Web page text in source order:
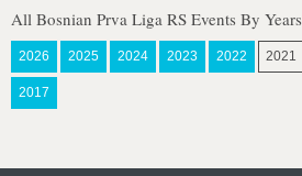
All Bosnian Prva Liga RS Events By Years
2026 2025 2024 2023 2022 2021
2017